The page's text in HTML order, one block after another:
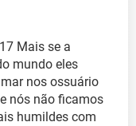
Mais se a
mundo eles
nos ossuário
nós não ficamos
humildes com